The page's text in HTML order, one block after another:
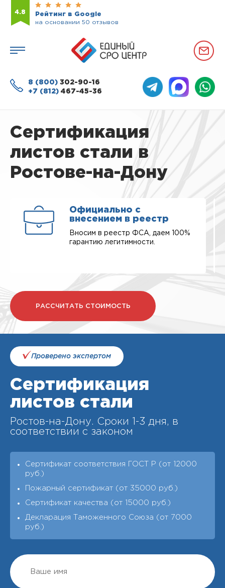
4.8
Рейтинг в Google
на основании 50 отзывов
8 (800) 302-90-16
+7 (812) 467-45-36
Сертификация
листов стали в
Ростове-на-Дону
Официально с
внесением в реестр
Вносим в реестр ФСА, даем 100%
гарантию легитимности.
РАССЧИТАТЬ СТОИМОСТЬ
Проверено экспертом
Сертификация
листов стали
Ростов-на-Дону. Cроки 1-3 дня, в
соответствии с законом
Сертификат соответствия ГОСТ Р (от 12000
руб.)
Пожарный сертификат (от 35000 руб.)
Сертификат качества (от 15000 руб.)
Декларация Таможенного Союза (от 7000
руб.)